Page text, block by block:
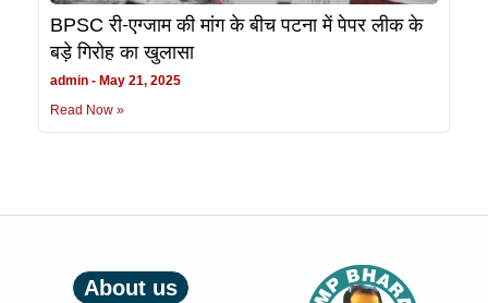
BPSC री-एग्जाम की मांग के बीच पटना में पेपर लीक के
बड़े गिरोह का खुलासा
admin
May 21, 2025
Read Now »
About us